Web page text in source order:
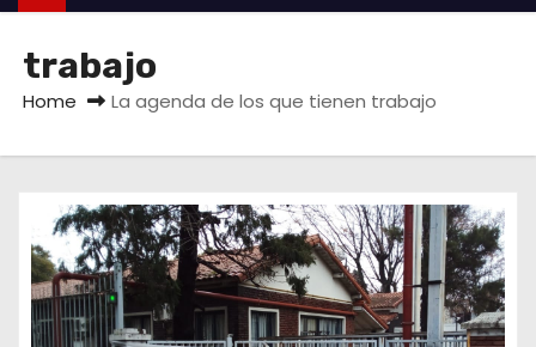
trabajo
Home La agenda de los que tienen trabajo